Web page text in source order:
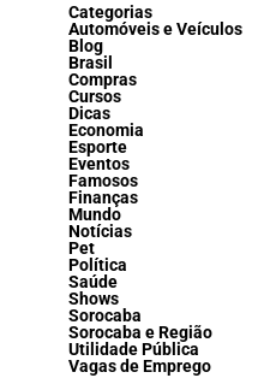
Categorias
Automóveis e Veículos
Blog
Brasil
Compras
Cursos
Dicas
Economia
Esporte
Eventos
Famosos
Finanças
Mundo
Notícias
Pet
Política
Saúde
Shows
Sorocaba
Sorocaba e Região
Utilidade Pública
Vagas de Emprego